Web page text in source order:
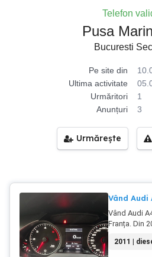
Telefon
Pusa
Bucuresti
Pe site din
Ultima activitate
Urmăritori
1
Anunțuri
3
Urmărește
Vând
Vând Audi
Franța. Din
2011 |